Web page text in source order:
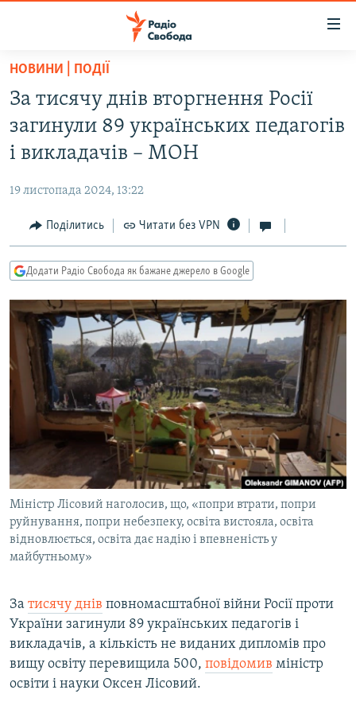
Перейти
основного
матеріалу
Перейти
до
основної
Перейти
до
пошуку
ВСЕ ЗА ДОБУ
ЕКОНОМІКА
СУСПІЛЬСТВО
УКРАЇНА
СВІТ
РОСІЙСЬКА «ФІЛЬТРАЦІЯ»
ДОНБАС.РЕАЛІЇ
ТИ ЯК?
СХЕМИ
КИТАЙ.ВИКЛИКИ
МУЛЬТИМЕДІА
ФОТО
СПЕЦПРОЄКТИ
ПОДКАСТИ
КРИМ РЕАЛІЇ
РУС
УКР
ДОЛУЧАЙСЯ!
НОВИНИ | ПОДІЇ
За тисячу днів вторгнення Росії
загинули 89 українських педагогів
і викладачів – МОН
19 листопада 2024, 13:22
Поділитись Читати без VPN
Додати Радіо Свобода як бажане джерело в Google
Міністр Лісовий наголосив, що, «попри втрати, попри
руйнування, попри небезпеку, освіта вистояла, освіта
відновлюється, освіта дає надію і впевненість у
майбутньому»
За тисячу днів повномасштабної війни Росії проти
України загинули 89 українських педагогів і
викладачів, а кількість не виданих дипломів про
вищу освіту перевищила 500, повідомив міністр
освіти і науки Оксен Лісовий.